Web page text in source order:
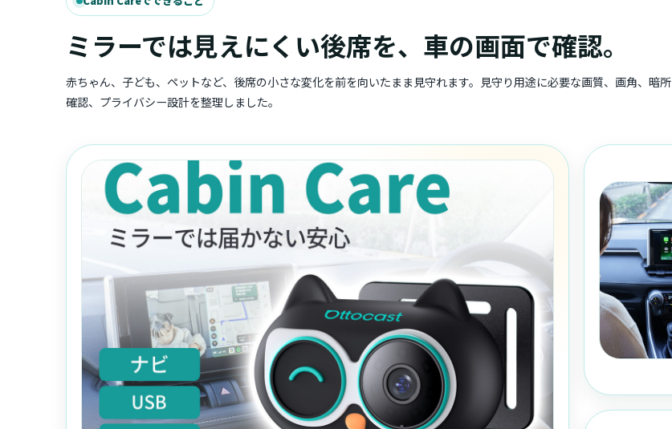
ミラーでは見えにくい後席を、車の画面で確認。
赤ちゃん、子ども、ペットなど、後席の小さな変化を前を向いたまま見守れます。見守り用途に必要な画質、画角、暗所
確認、プライバシー設計を整理しました。